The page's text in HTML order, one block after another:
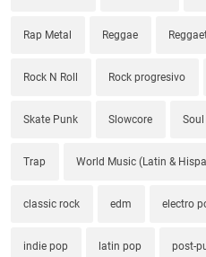
Rap Metal Reggae
Rock N Roll Rock progresivo
Skate Punk Slowcore Soul
Trap World Music (Latin &
classic rock edm electro
indie pop latin pop post-